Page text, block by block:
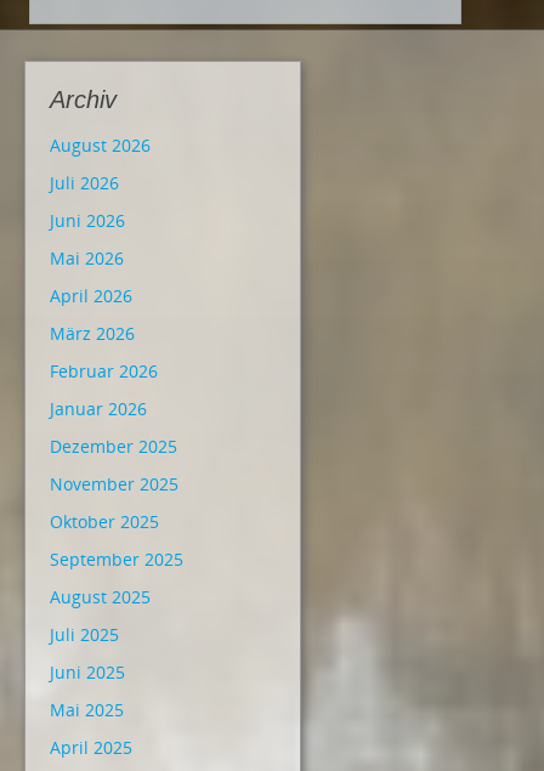
Archiv
August 2026
Juli 2026
Juni 2026
Mai 2026
April 2026
März 2026
Februar 2026
Januar 2026
Dezember 2025
November 2025
Oktober 2025
September 2025
August 2025
Juli 2025
Juni 2025
Mai 2025
April 2025